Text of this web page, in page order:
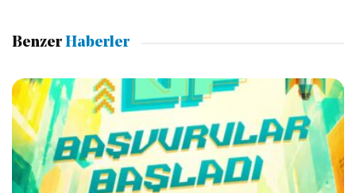
Benzer Haberler